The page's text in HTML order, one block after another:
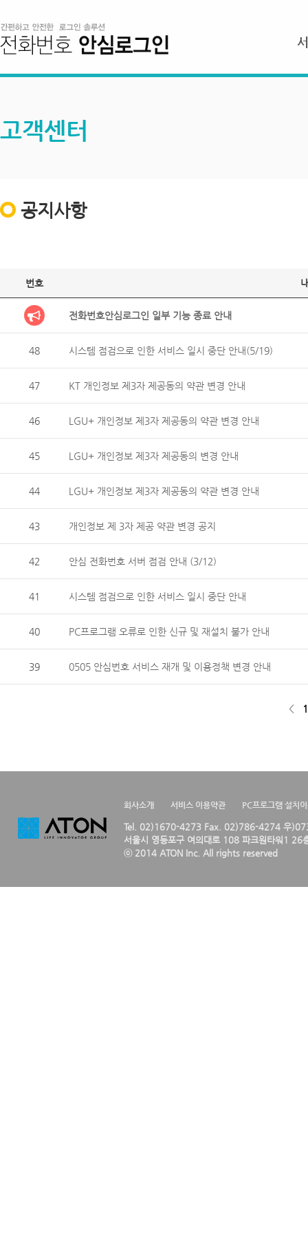
고객센터
공지사항
번호
전화번호안심로그인 일부 기능 종료 안내
48 시스템 점검으로 인한 서비스 일시 중단 안내(5/19)
47 KT 개인정보 제3자 제공동의 약관 변경 안내
46 LGU+ 개인정보 제3자 제공동의 약관 변경 안내
45 LGU+ 개인정보 제3자 제공동의 변경 안내
44 LGU+ 개인정보 제3자 제공동의 약관 변경 안내
43 개인정보 제 3자 제공 약관 변경 공지
42 안심 전화번호 서버 점검 안내 (3/12)
41 시스템 점검으로 인한 서비스 일시 중단 안내
40 PC프로그램 오류로 인한 신규 및 재설치 불가 안내
39 0505 안심번호 서비스 재개 및 이용정책 변경 안내
< 1
회사소개 서비스 이용약관 PC프로그램 설치
Tel. 02)1670-4273 Fax. 02)786-4274 우
서울시 영등포구 여의대로 108 파크원타워1 26
ⓒ 2014 ATON Inc. All rights reserved